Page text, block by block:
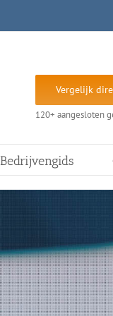
Vergelijk
120+ aangesloten
Bedrijvengids